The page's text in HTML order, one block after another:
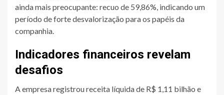
ainda mais preocupante: recuo de 59,86%, indicando um
período de forte desvalorização para os papéis da
companhia.
Indicadores financeiros revelam
desafios
A empresa registrou receita líquida de R$ 1,11 bilhão e